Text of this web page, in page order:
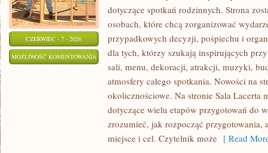
CZERWIEC - 7 - 2026
MOŻLIWOŚĆ KOMENTOWANIA ATRAKCJE
ANIMACJE
dotyczące spotkań rodzinnych. Strona
osobach, które chcą zorganizować
przypadkowych decyzji, pośpiechu i
dla tych, którzy szukają inspirujących
sali, menu, dekoracji, atrakcji, muzyki,
atmosfery całego spotkania. Nowości na
okolicznościowe. Na stronie Sala Lacerta
dotyczące wielu etapów przygotowań do
zrozumieć, jak rozpocząć przygotowania,
miejsce i cel. Czytelnik może [ Read